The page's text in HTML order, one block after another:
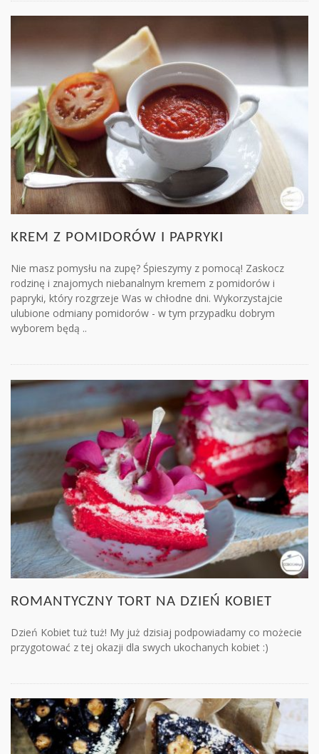
KREM Z POMIDORÓW I PAPRYKI
Nie masz pomysłu na zupę? Śpieszymy z pomocą! Zaskocz
rodzinę i znajomych niebanalnym kremem z pomidorów i
papryki, który rozgrzeje Was w chłodne dni. Wykorzystajcie
ulubione odmiany pomidorów - w tym przypadku dobrym
wyborem będą ..
ROMANTYCZNY TORT NA DZIEŃ KOBIET
Dzień Kobiet tuż tuż! My już dzisiaj podpowiadamy co możecie
przygotować z tej okazji dla swych ukochanych kobiet :)